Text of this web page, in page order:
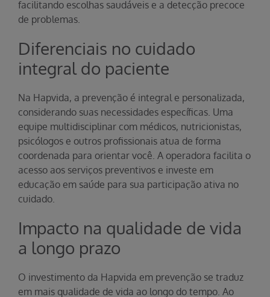
facilitando escolhas saudáveis e a detecção precoce
de problemas.
Diferenciais no cuidado
integral do paciente
Na Hapvida, a prevenção é integral e personalizada,
considerando suas necessidades específicas. Uma
equipe multidisciplinar com médicos, nutricionistas,
psicólogos e outros profissionais atua de forma
coordenada para orientar você. A operadora facilita o
acesso aos serviços preventivos e investe em
educação em saúde para sua participação ativa no
cuidado.
Impacto na qualidade de vida
a longo prazo
O investimento da Hapvida em prevenção se traduz
em mais qualidade de vida ao longo do tempo. Ao